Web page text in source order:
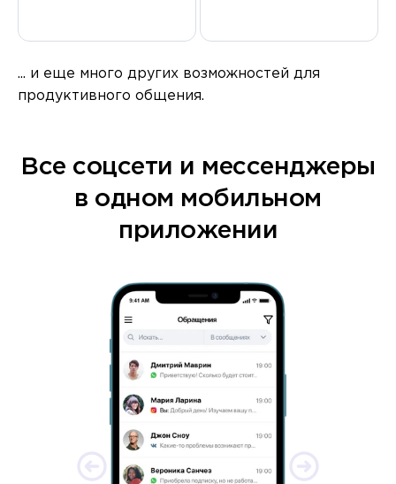
... и еще много других возможностей для
продуктивного общения.
Все соцсети и мессенджеры
в одном мобильном
приложении